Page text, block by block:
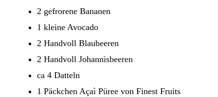
2 gefrorene Bananen
1 kleine Avocado
2 Handvoll Blaubeeren
2 Handvoll Johannisbeeren
ca 4 Datteln
1 Päckchen Açaì Püree von Finest Fruits